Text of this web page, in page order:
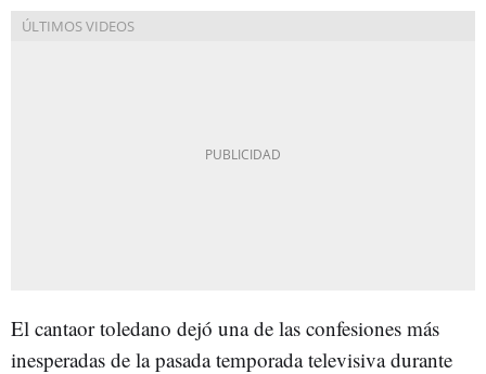
El cantaor toledano dejó una de las confesiones más
inesperadas de la pasada temporada televisiva durante